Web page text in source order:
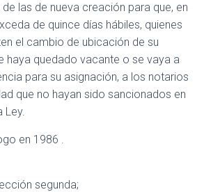
las de nueva creación para que, en
de quince días hábiles, quienes
el cambio de ubicación de su
haya quedado vacante o se vaya a
para su asignación, a los notarios
que no hayan sido sancionados en
Ley.
en 1986 .
segunda;